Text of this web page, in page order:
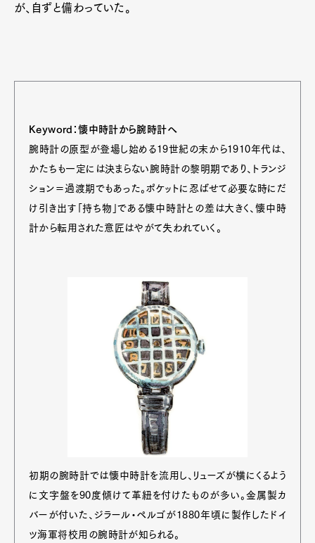
が、自ずと備わっていた。
Keyword：懐中時計から腕時計へ
腕時計の原型が登場し始める19世紀の末から1910年代は、
かたちも一定には決まらない腕時計の黎明期であり、トランジ
ション＝過渡期でもあった。ポケットに忍ばせて必要な時にだ
け引き出す「持ち物」である懐中時計との差は大きく、懐中時
計から転用された意匠はやがて失われていく。
初期の腕時計では懐中時計を流用し、リューズが横にくるよう
に文字盤を90度傾けて革紐を付けたものが多い。金属製カ
バーが付いた、ジラール・ペルゴが1880年頃に製作したドイ
ツ海軍将校用の腕時計が知られる。